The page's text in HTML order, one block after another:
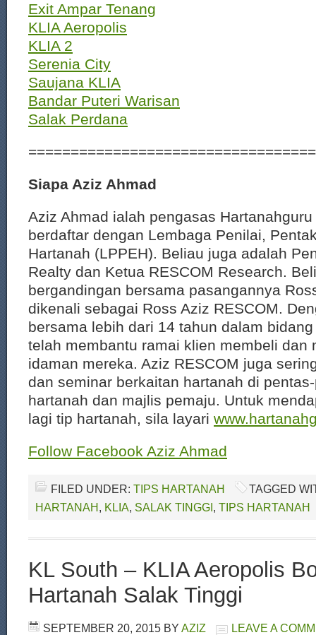
Exit Ampar Tenang
KLIA Aeropolis
KLIA 2
Serenia City
Saujana KLIA
Bandar Puteri Warisan
Salak Perdana
Siapa Aziz Ahmad
Aziz Ahmad ialah pengasas
berdaftar dengan Lembaga Penilai,
Hartanah (LPPEH). Beliau juga adalah
Realty dan Ketua RESCOM Research.
bergandingan bersama pasangannya
dikenali sebagai Ross Aziz RESCOM.
bersama lebih dari 14 tahun dalam
telah membantu ramai klien membeli dan
idaman mereka. Aziz RESCOM juga
dan seminar berkaitan hartanah di
hartanah dan majlis pemaju. Untuk
lagi tip hartanah, sila layari
Follow Facebook Aziz Ahmad
FILED UNDER: TIPS HARTANAH
TAGGED
HARTANAH, KLIA, SALAK TINGGI, TIPS HARTANAH
KL South – KLIA Aeropolis
Hartanah Salak Tinggi
SEPTEMBER 20, 2015 BY AZIZ LEAVE A